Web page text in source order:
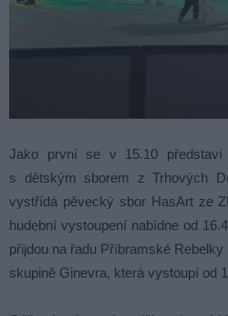
Jako první se v 15.10 představí
s dětským sborem z Trhových
vystřídá pěvecký sbor HasArt ze
hudební vystoupení nabídne od
přijdou na řadu Příbramské
skupině Ginevra, která vystoupí od